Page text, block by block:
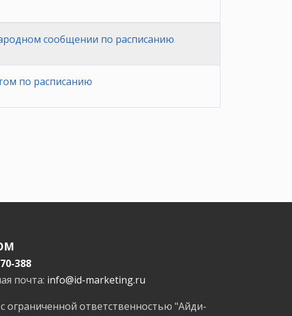
сообщении по расписанию
по расписанию
388
почта: info@id-marketing.ru
ограниченной ответственностью "Айди-